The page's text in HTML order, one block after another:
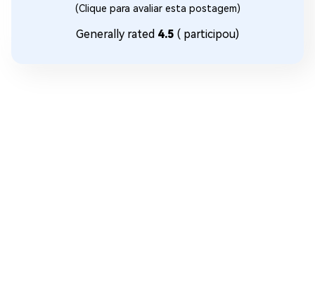
(Clique para avaliar esta postagem)
Generally rated 4.5 ( participou)